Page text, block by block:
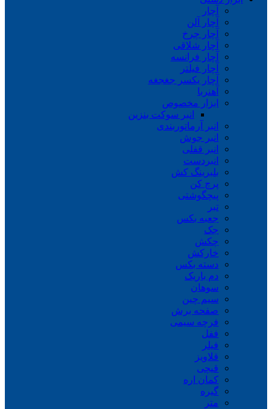
آچار
آچار آلن
آچار چرخ
آچار شلاقی
آچار فرانسه
آچار فیلتر
آچار یکسر جغجغه
آهنربا
ابزار مخصوص
انبر سوکت بنزین
انبر آرماتوربندی
انبر جوش
انبر قفلی
انبردست
بلبرینگ کش
پرچ کن
پیچگوشتی
تبر
جعبه بکس
جک
چکش
خارکش
دسته بکس
دم باریک
سوهان
سیم چین
صفحه برش
فرچه سیمی
ففل
فیلر
قلاویز
قیچی
کمان اره
گیره
متر